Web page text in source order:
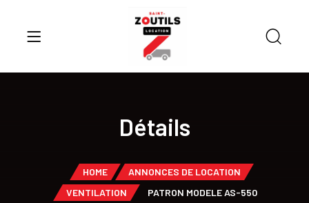
Détails
HOME
ANNONCES DE LOCATION
VENTILATION
PATRON MODELE AS-550